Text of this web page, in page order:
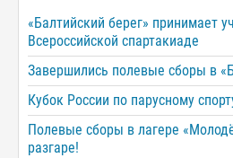
«Балтийский берег» принимает
Всероссийской спартакиаде
Завершились полевые сборы в
Кубок России по парусному
Полевые сборы в лагере
разгаре!